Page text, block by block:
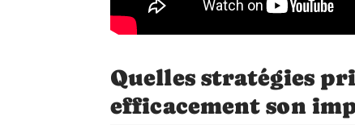
Quelles stratégies
efficacement son